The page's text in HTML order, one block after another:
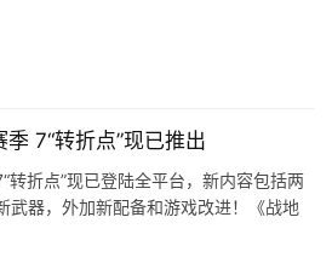
7“转折点”现已推出
转折点”现已登陆全平台，新内容包括两
武器，外加新配备和游戏改进！《战地